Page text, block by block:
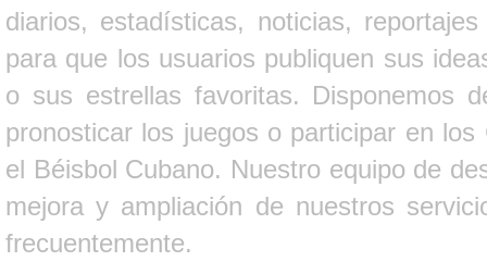
diarios, estadísticas, noticias,
para que los usuarios publiquen sus
o sus estrellas favoritas. Disponemos
pronosticar los juegos o participar en
el Béisbol Cubano. Nuestro equipo de
mejora y ampliación de nuestros
frecuentemente.